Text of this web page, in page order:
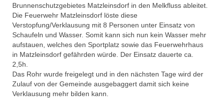
Brunnenschutzgebietes Matzleinsdorf in den Melkfluss ableitet.
Die Feuerwehr Matzleinsdorf löste diese
Verstopfung/Verklausung mit 8 Personen unter Einsatz von
Schaufeln und Wasser. Somit kann sich nun kein Wasser mehr
aufstauen, welches den Sportplatz sowie das Feuerwehrhaus
in Matzleinsdorf gefährden würde. Der Einsatz dauerte ca.
2,5h.
Das Rohr wurde freigelegt und in den nächsten Tage wird der
Zulauf von der Gemeinde ausgebaggert damit sich keine
Verklausung mehr bilden kann.